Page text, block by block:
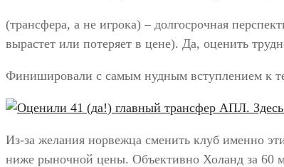
(трансфера, а не игрока) – долгосрочная
вырастет или потеряет в цене). Да, оценить
Финишировали с самым нудным вступлением к
Из-за желания норвежца сменить клуб именно
ниже рыночной цены. Объективно Холанд за 60